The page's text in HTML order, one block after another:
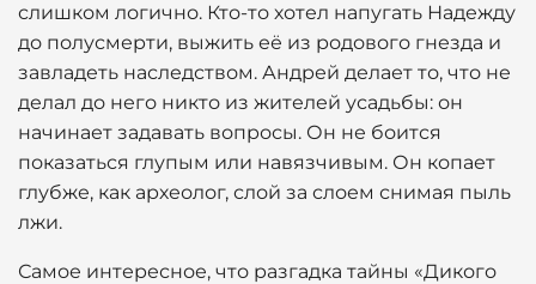
слишком логично. Кто-то хотел напугать Надежду
до полусмерти, выжить её из родового гнезда и
завладеть наследством. Андрей делает то, что не
делал до него никто из жителей усадьбы: он
начинает задавать вопросы. Он не боится
показаться глупым или навязчивым. Он копает
глубже, как археолог, слой за слоем снимая пыль
лжи.
Самое интересное, что разгадка тайны «Дикого